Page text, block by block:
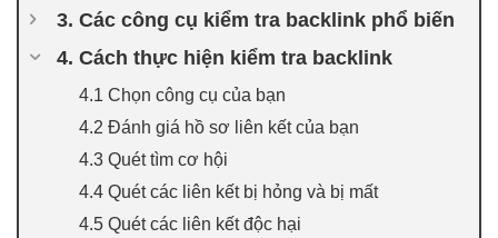
3. Các công cụ kiểm tra backlink phổ biến
4. Cách thực hiện kiểm tra backlink
4.1 Chọn công cụ của bạn
4.2 Đánh giá hồ sơ liên kết của bạn
4.3 Quét tìm cơ hội
4.4 Quét các liên kết bị hỏng và bị mất
4.5 Quét các liên kết độc hại